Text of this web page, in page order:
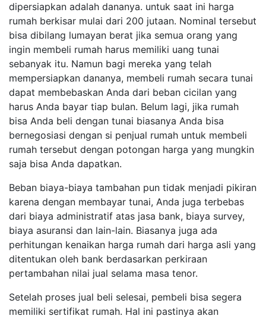
dipersiapkan adalah dananya. untuk saat ini harga
rumah berkisar mulai dari 200 jutaan. Nominal tersebut
bisa dibilang lumayan berat jika semua orang yang
ingin membeli rumah harus memiliki uang tunai
sebanyak itu. Namun bagi mereka yang telah
mempersiapkan dananya, membeli rumah secara tunai
dapat membebaskan Anda dari beban cicilan yang
harus Anda bayar tiap bulan. Belum lagi, jika rumah
bisa Anda beli dengan tunai biasanya Anda bisa
bernegosiasi dengan si penjual rumah untuk membeli
rumah tersebut dengan potongan harga yang mungkin
saja bisa Anda dapatkan.
Beban biaya-biaya tambahan pun tidak menjadi pikiran
karena dengan membayar tunai, Anda juga terbebas
dari biaya administratif atas jasa bank, biaya survey,
biaya asuransi dan lain-lain. Biasanya juga ada
perhitungan kenaikan harga rumah dari harga asli yang
ditentukan oleh bank berdasarkan perkiraan
pertambahan nilai jual selama masa tenor.
Setelah proses jual beli selesai, pembeli bisa segera
memiliki sertifikat rumah. Hal ini pastinya akan